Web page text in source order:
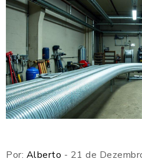
Por: Alberto - 21 de